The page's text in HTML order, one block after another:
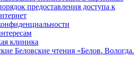
предоставления доступа к
клиника
Беловские чтения «Белов. Вологда.